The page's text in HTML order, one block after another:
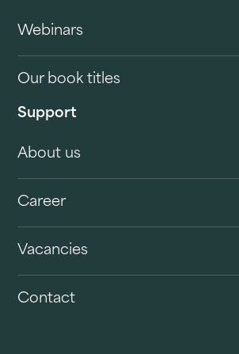
Webinars
Our book titles
Support
About us
Career
Vacancies
Contact